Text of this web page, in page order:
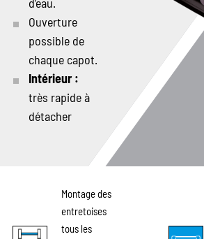
d’eau.
Ouverture
possible de
chaque capot.
Intérieur :
très rapide à
détacher
Montage des
entretoises
tous les